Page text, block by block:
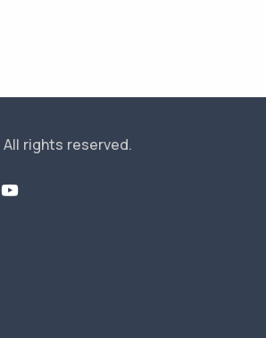
All rights reserved.